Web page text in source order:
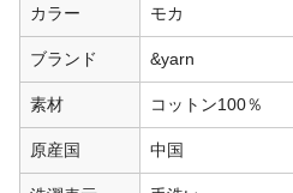
カラー モカ
ブランド &yarn
素材 コットン100％
原産国 中国